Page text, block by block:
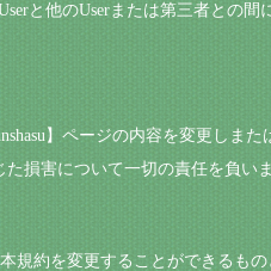
と他のUserまたは第三者との
】ページの内容を変更しまた
損害について一切の責任を負いま
規約を変更することができるもの